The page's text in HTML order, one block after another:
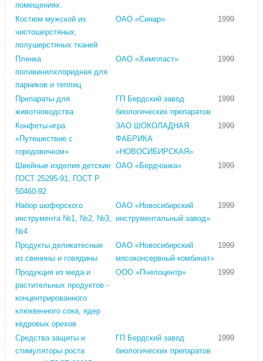
помещениях.
Костюм мужской из
чистошерстяных,
полушерстяных тканей
ОАО «Синар» 1999
Пленка
поливинилхлоридная для
парников и теплиц
ОАО «Химпласт» 1999
Препараты для
животноводства
ГП Бердский завод
биологических препаратов
1999
Конфеты-игра
«Путешествие с
городовичком»
ЗАО ШОКОЛАДНАЯ
ФАБРИКА
«НОВОСИБИРСКАЯ»
1999
Швейные изделия детские
ГОСТ 25295-91, ГОСТ Р
50460-92
ОАО «Бердчанка» 1999
Набор шоферского
инструмента №1, №2, №3,
№4
ОАО «Новосибирский
инструментальный завод»
1999
Продукты деликатесные
из свинины и говядины
ОАО «Новосибирский
мясоконсервный комбинат»
1999
Продукция из меда и
растительных продуктов -
концентрированного
клюквенного сока, ядер
кедровых орехов
ООО «Пчелоцентр» 1999
Средства защиты и
стимуляторы роста
ГП Бердский завод
биологических препаратов
1999